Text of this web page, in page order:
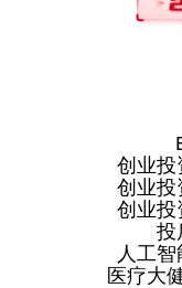
创业投
创业投
创业投
投
人工
医疗大